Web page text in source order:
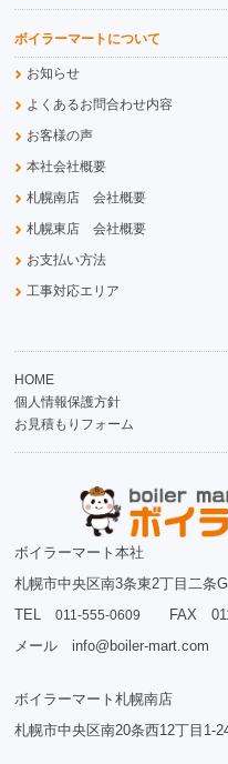
ボイラーマートについて
お知らせ
よくあるお問合わせ内容
お客様の声
本社会社概要
札幌南店 会社概要
札幌東店 会社概要
お支払い方法
工事対応エリア
HOME
個人情報保護方針
お見積もりフォーム
ボイラーマート本社
札幌市中央区南3条東2丁目二条
TEL011-555-0609
FAX
メール info@boiler-mart.com
ボイラーマート札幌南店
札幌市中央区南20条西12丁目1-